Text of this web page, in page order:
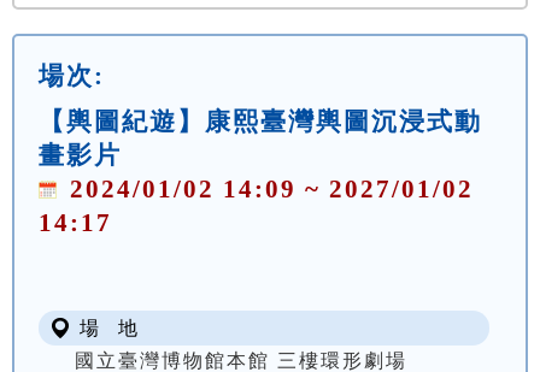
場次:
【輿圖紀遊】康熙臺灣輿圖沉浸式動
畫影片
2024/01/02 14:09 ~ 2027/01/02
14:17
場 地
國立臺灣博物館本館 三樓環形劇場